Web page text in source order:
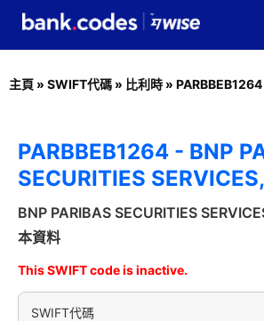
主頁 » SWIFT代碼 » 比利時 » PARBBEB1264
PARBBEB1264 - BNP
SECURITIES
BNP PARIBAS SECURITIES
本資料
This SWIFT code is inactive.
SWIFT代碼